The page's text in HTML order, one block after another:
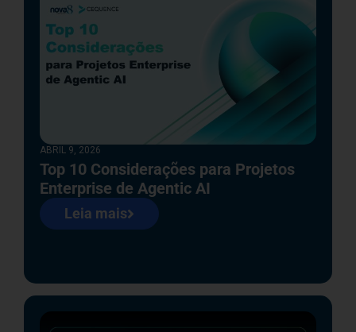
ABRIL 9, 2026
Top 10 Considerações para Projetos
Enterprise de Agentic AI
Leia mais